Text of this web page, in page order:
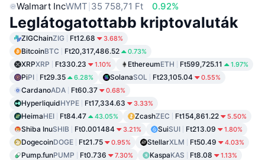
Walmart IncWMT 35 758,71 Ft 0.92%
Leglátogatottabb kriptovaluták
ZIGChainZIG Ft12.68 3.68%
BitcoinBTC Ft20,317,486.52 0.73%
XRPXRP Ft330.23 1.10% EthereumETH Ft599,725.11 1.97%
PiPI Ft29.35 6.28% SolanaSOL Ft23,105.04 0.55%
CardanoADA Ft60.37 0.68%
HyperliquidHYPE Ft17,334.63 3.33%
HeimaHEI Ft84.47 43.05% ZcashZEC Ft154,861.22 5.50%
Shiba InuSHIB Ft0.001484 3.21% SuiSUI Ft213.09 1.80%
DogecoinDOGE Ft21.75 0.95% StellarXLM Ft50.49 4.03%
Pump.funPUMP Ft0.736 7.30% KaspaKAS Ft8.08 1.13%